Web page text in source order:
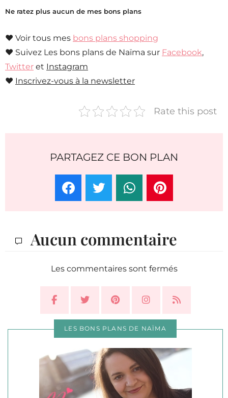
Ne ratez plus aucun de mes bons plans
♥ Voir tous mes bons plans shopping
♥ Suivez Les bons plans de Naïma sur Facebook,
Twitter et Instagram
♥ Inscrivez-vous à la newsletter
Rate this post
PARTAGEZ CE BON PLAN
Aucun commentaire
Les commentaires sont fermés
LES BONS PLANS DE NAÏMA